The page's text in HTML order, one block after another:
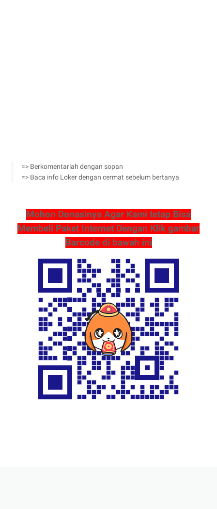
=> Berkomentarlah dengan sopan
=> Baca info Loker dengan cermat sebelum bertanya
Mohon Donasinya Agar Kami tetap Bisa
Membeli Paket Internet Dengan Klik gambar
Barcode di bawah ini